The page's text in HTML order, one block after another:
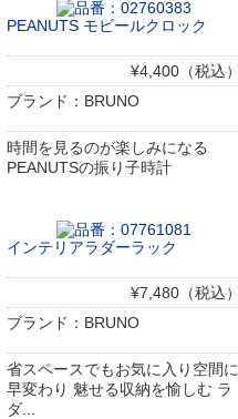
PEANUTS モビールクロック
¥4,400（税込）
ブランド：BRUNO
時間を見るのが楽しみになる
PEANUTSの振り子時計
インテリアラダーラック
¥7,480（税込）
ブランド：BRUNO
省スペースでもお気に入り空間に
早変わり 魅せる収納を愉しむ ラ
ダ...